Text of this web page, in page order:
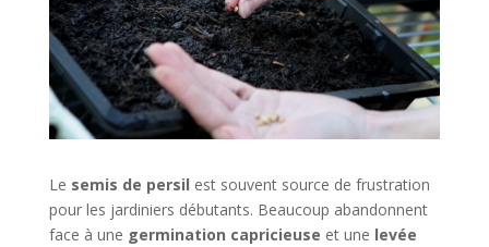
Le semis de persil est souvent source de frustration
pour les jardiniers débutants. Beaucoup abandonnent
face à une germination capricieuse et une levée